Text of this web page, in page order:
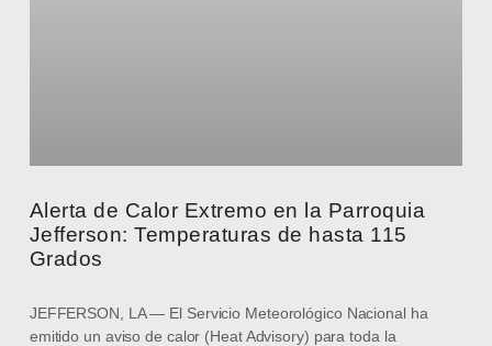
Alerta de Calor Extremo en la Parroquia
Jefferson: Temperaturas de hasta 115
Grados
JEFFERSON, LA — El Servicio Meteorológico Nacional ha
emitido un aviso de calor (Heat Advisory) para toda la